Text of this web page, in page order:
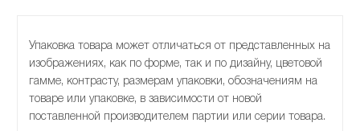
Упаковка товара может отличаться от представленных на
изображениях, как по форме, так и по дизайну, цветовой
гамме, контрасту, размерам упаковки, обозначениям на
товаре или упаковке, в зависимости от новой
поставленной производителем партии или серии товара.